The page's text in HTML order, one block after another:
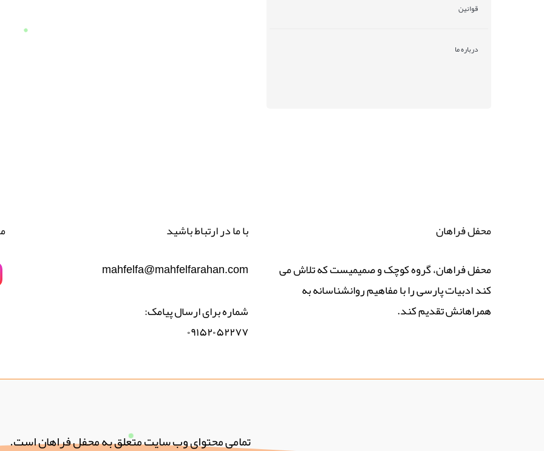
قوانین
درباره ما
با ما در ارتباط باشید
mahfelfa@mahfelfarahan.com
شماره برای ارسال پیامک:
۰۹۱۵۲۰۵۲۲۷۷
محفل فراهان
محفل فراهان، گروه کوچک و صمیمیست که تلاش می
کند ادبیات پارسی را با مفاهیم روانشناسانه به
همراهانش تقدیم کند.
تمامی محتوای وب سایت متعلق به محفل فراهان است.